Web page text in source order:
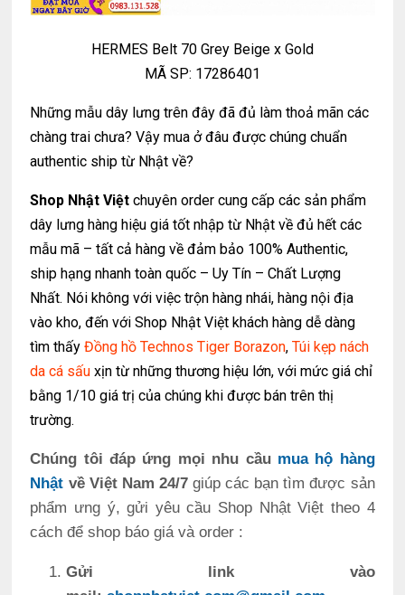
HERMES Belt 70 Grey Beige x Gold
MÃ SP: 17286401
Những mẫu dây lưng trên đây đã đủ làm thoả mãn các
chàng trai chưa? Vậy mua ở đâu được chúng chuẩn
authentic ship từ Nhật về?
Shop Nhật Việt chuyên order cung cấp các sản phẩm
dây lưng hàng hiệu giá tốt nhập từ Nhật về đủ hết các
mẫu mã – tất cả hàng về đảm bảo 100% Authentic,
ship hạng nhanh toàn quốc – Uy Tín – Chất Lượng
Nhất. Nói không với việc trộn hàng nhái, hàng nội địa
vào kho, đến với Shop Nhật Việt khách hàng dễ dàng
tìm thấyĐồng hồ Technos Tiger Borazon,Túi kẹp nách
da cá sấu xịn từ những thương hiệu lớn, với mức giá chỉ
bằng 1/10 giá trị của chúng khi được bán trên thị
trường.
Chúng tôi đáp ứng mọi nhu cầu mua hộ hàng
Nhật về Việt Nam 24/7giúp các bạn tìm được sản
phẩm ưng ý, gửi yêu cầu Shop Nhật Việt theo 4
cách để shop báo giá và order :
Gửi link vào